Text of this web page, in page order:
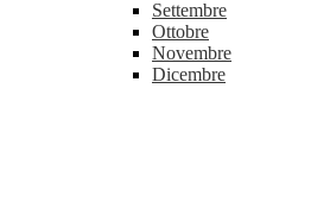
Settembre
Ottobre
Novembre
Dicembre